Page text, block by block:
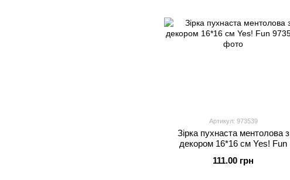
Артикул: 973539
Зірка пухнаста ментолова з
декором 16*16 см Yes! Fun
111.00 грн